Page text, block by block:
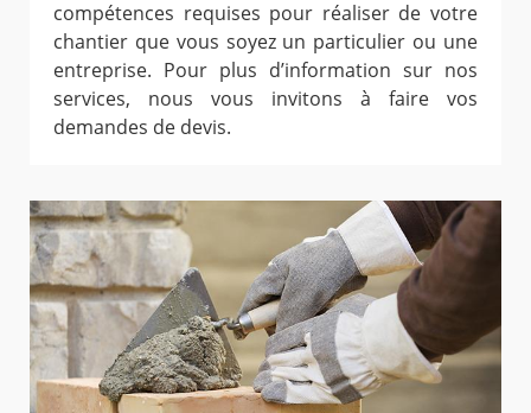
compétences requises pour réaliser de votre
chantier que vous soyez un particulier ou une
entreprise. Pour plus d’information sur nos
services, nous vous invitons à faire vos
demandes de devis.